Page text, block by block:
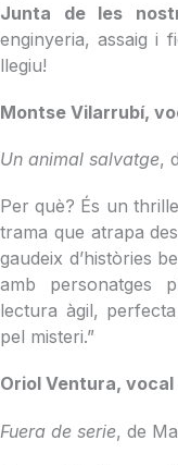
Junta de les
enginyeria, assaig i
llegiu!
Montse Vilarrubí,
Un animal salvatge,
Per què? És un
trama que atrapa
gaudeix d’històries
amb personatges
lectura àgil,
pel misteri.”
Oriol Ventura, vocal
Fuera de serie, de